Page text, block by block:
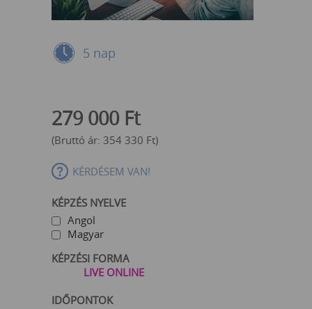
5 nap
279 000 Ft
(Bruttó ár: 354 330 Ft)
KÉRDÉSEM VAN!
KÉPZÉS NYELVE
Angol
Magyar
KÉPZÉSI FORMA
LIVE ONLINE
IDŐPONTOK